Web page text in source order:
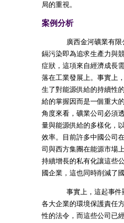
局的重視。
案例分析
廣西金河礦業有
鎘污染即為追求生產力與
症狀，這項來自經濟成長
落在工業發展上。事實上
生了對能源供給的持續性
給的掌握因而是一個重大
角度來看，礦業公司必須
量與能源供給的多樣化，
效率。目前許多中國公司
司與西方集團在能源市場
持續增長的私有化讓這些
國企業，這也同時削減了
事實上，這起事
各大企業的環境保護責任
性的法令，而這些公司已